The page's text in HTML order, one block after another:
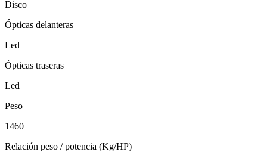
Disco
Ópticas delanteras
Led
Ópticas traseras
Led
Peso
1460
Relación peso / potencia (Kg/HP)